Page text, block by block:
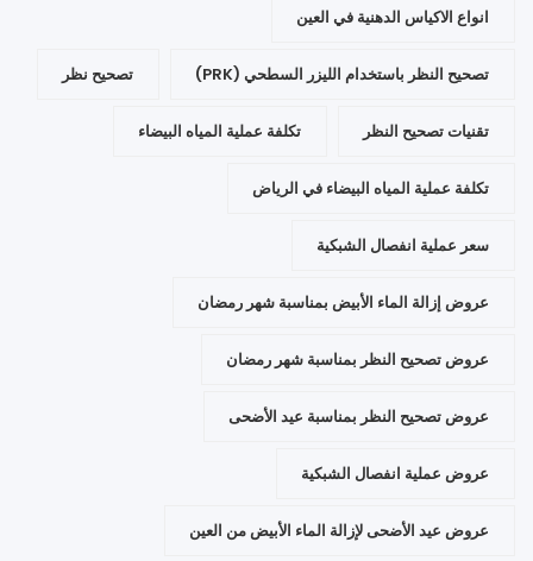
انواع الاكياس الدهنية في العين
تصحيح النظر باستخدام الليزر السطحي (PRK) تصحيح نظر
تقنيات تصحيح النظر تكلفة عملية المياه البيضاء
تكلفة عملية المياه البيضاء في الرياض
سعر عملية انفصال الشبكية
عروض إزالة الماء الأبيض بمناسبة شهر رمضان
عروض تصحيح النظر بمناسبة شهر رمضان
عروض تصحيح النظر بمناسبة عيد الأضحى
عروض عملية انفصال الشبكية
عروض عيد الأضحى لإزالة الماء الأبيض من العين